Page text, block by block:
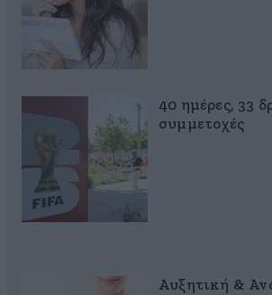
40 ημέρες, 33
συμμετοχές
Αυξητική &